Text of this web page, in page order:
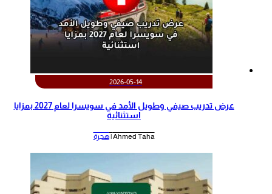
2026-05-14
عرض تدريب صيفي وطويل الأمد في سويسرا لعام 2027 بمزايا
استثنائية
Ahmed Taha | هجرة